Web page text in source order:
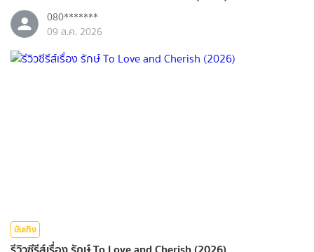
080*******
09 ส.ค. 2026
บันเทิง